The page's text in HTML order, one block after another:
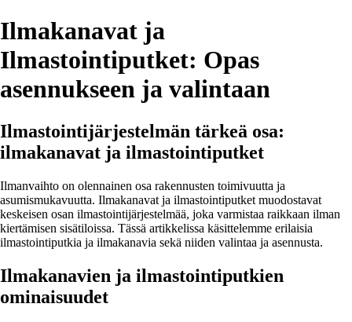
Ilmakanavat ja
Ilmastointiputket: Opas
asennukseen ja valintaan
Ilmastointijärjestelmän tärkeä osa:
ilmakanavat ja ilmastointiputket
Ilmanvaihto on olennainen osa rakennusten toimivuutta ja
asumismukavuutta. Ilmakanavat ja ilmastointiputket muodostavat
keskeisen osan ilmastointijärjestelmää, joka varmistaa raikkaan ilman
kiertämisen sisätiloissa. Tässä artikkelissa käsittelemme erilaisia
ilmastointiputkia ja ilmakanavia sekä niiden valintaa ja asennusta.
Ilmakanavien ja ilmastointiputkien
ominaisuudet